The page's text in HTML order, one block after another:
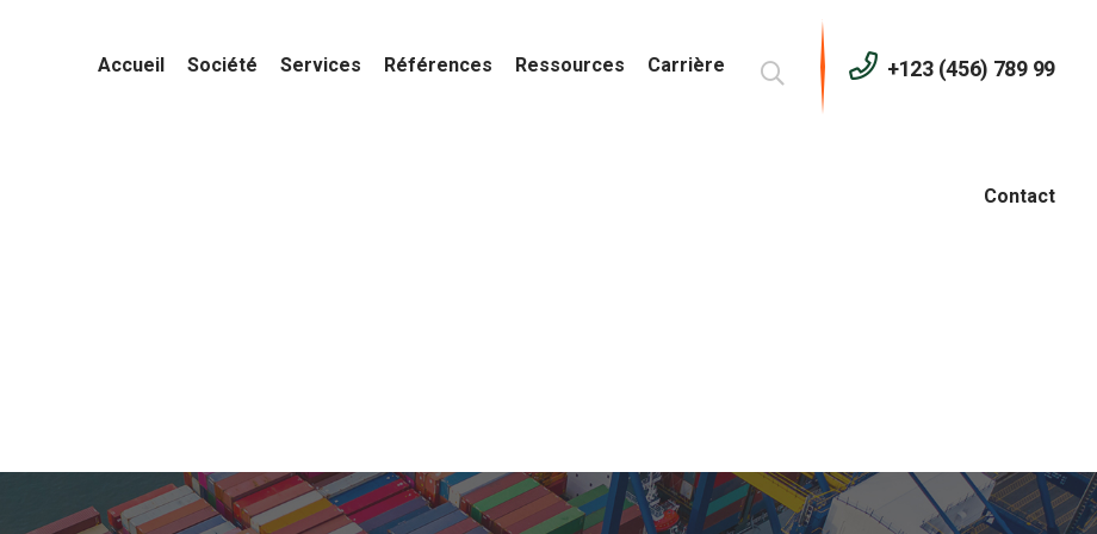
+123 (456) 789 99
Accueil Société Services Références Ressources Carrière
Contact